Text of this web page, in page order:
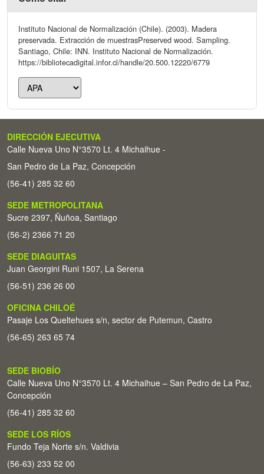
Instituto Nacional de Normalización (Chile). (2003). Madera
preservada. Extracción de muestrasPreserved wood. Sampling.
Santiago, Chile: INN. Instituto Nacional de Normalización.
https://bibliotecadigital.infor.cl/handle/20.500.12220/6779
DIRECCIÓN EJECUTIVA
Calle Nueva Uno N°3570 Lt. 4 Michaihue -
San Pedro de La Paz, Concepción
(56-41) 285 32 60
SEDE METROPOLITANA
Sucre 2397, Ñuñoa, Santiago
(56-2) 2366 71 20
SEDE DIAGUITAS
Juan Georgini Runi 1507, La Serena
(56-51) 236 26 00
OFICINA CHILOÉ
Pasaje Los Queltehues s/n, sector de Putemun, Castro
(56-65) 263 65 74
SEDE BIOBÍO
Calle Nueva Uno N°3570 Lt. 4 Michaihue – San Pedro de La Paz,
Concepción
(56-41) 285 32 60
SEDE LOS RÍOS
Fundo Teja Norte s/n. Valdivia
(56-63) 233 52 00